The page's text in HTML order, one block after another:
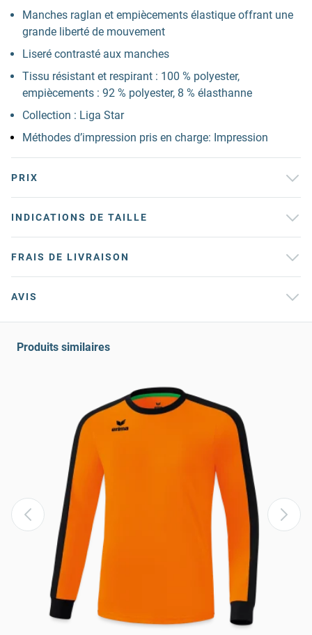
Manches raglan et empiècements élastique offrant une
grande liberté de mouvement
Liseré contrasté aux manches
Tissu résistant et respirant : 100 % polyester,
empiècements : 92 % polyester, 8 % élasthanne
Collection : Liga Star
Méthodes d’impression pris en charge: Impression
PRIX
INDICATIONS DE TAILLE
FRAIS DE LIVRAISON
AVIS
Produits similaires